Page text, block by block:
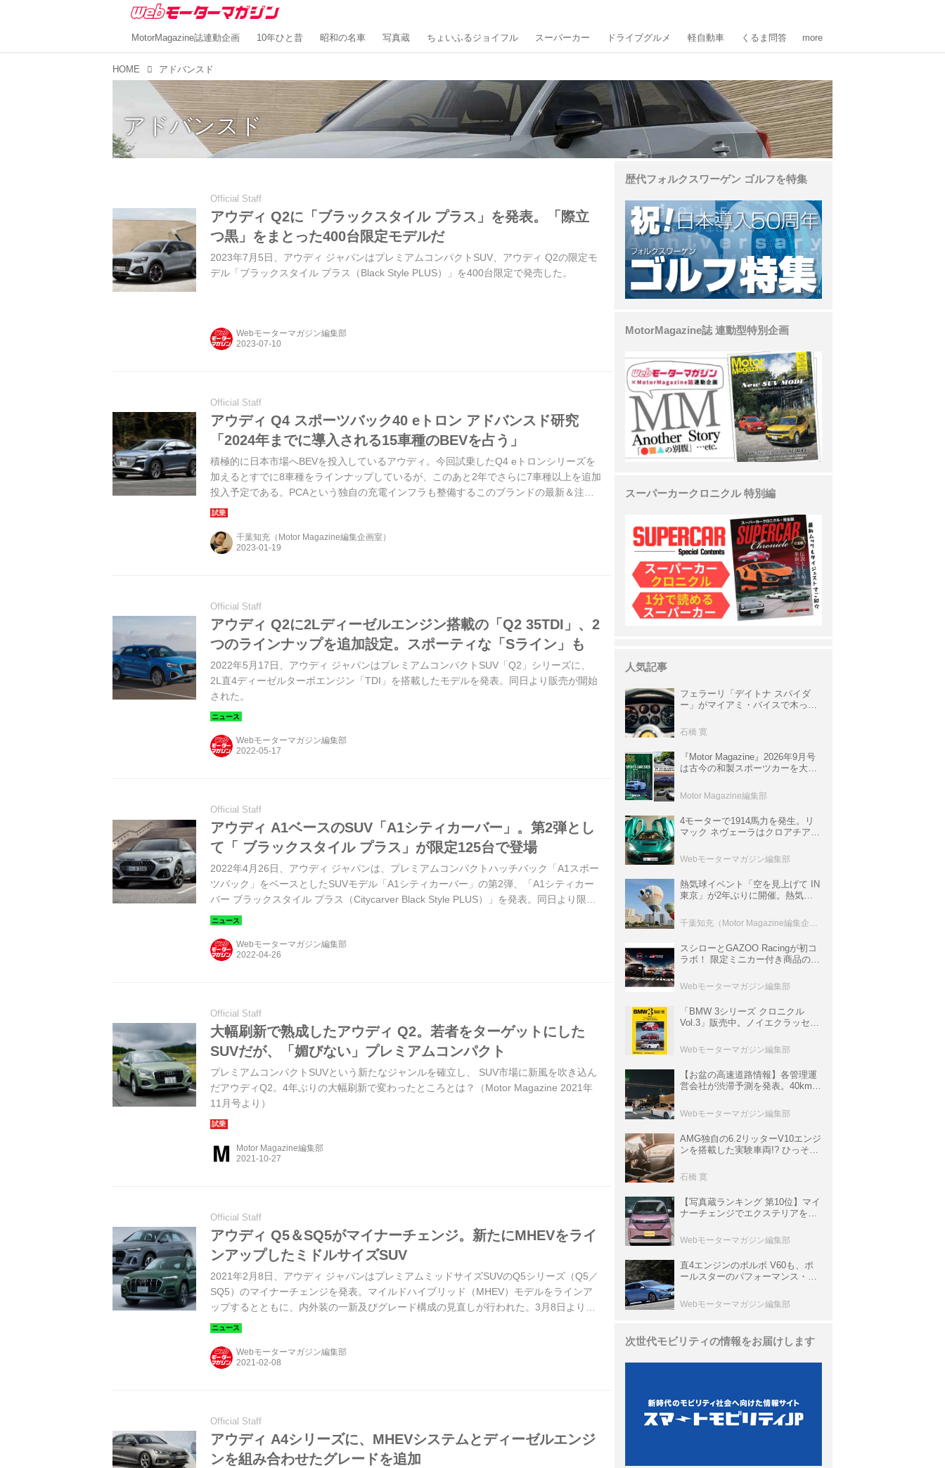
MotorMagazine誌連動企画 10年ひと昔 昭和の名車 写真蔵 ちょいふるジョイフル スーパーカー ドライブグルメ 軽自動車 くるま問答 more
HOME アドバンスド
アドバンスド
Official Staff
アウディ Q2に「ブラックスタイル プラス」を発表。「際立
つ黒」をまとった400台限定モデルだ
2023年7月5日、アウディ ジャパンはプレミアムコンパクトSUV、アウディ Q2の限定モ
デル「ブラックスタイル プラス（Black Style PLUS）」を400台限定で発売した。
Webモーターマガジン編集部
Official Staff
アウディ Q4 スポーツバック40 eトロン アドバンスド研究
「2024年までに導入される15車種のBEVを占う」
積極的に日本市場へBEVを投入しているアウディ。今回試乗したQ4 eトロンシリーズを
加えるとすでに8車種をラインナップしているが、このあと2年でさらに7車種以上を追加
投入予定である。PCAという独自の充電インフラも整備するこのブランドの最新＆注目
のBEVの行方を占う。（Motor Magazine2023年2月号より）
千葉知充（Motor Magazine編集企画室）
Official Staff
アウディ Q2に2Lディーゼルエンジン搭載の「Q2 35TDI」、2
つのラインナップを追加設定。スポーティな「Sライン」も
2022年5月17日、アウディ ジャパンはプレミアムコンパクトSUV「Q2」シリーズに、
2L直4ディーゼルターボエンジン「TDI」を搭載したモデルを発表。同日より販売が開始
された。
Webモーターマガジン編集部
Official Staff
アウディ A1ベースのSUV「A1シティカーバー」。第2弾とし
て「 ブラックスタイル プラス」が限定125台で登場
2022年4月26日、アウディ ジャパンは、プレミアムコンパクトハッチバック「A1スポー
ツバック」をベースとしたSUVモデル「A1シティカーバー」の第2弾、「A1シティカー
バー ブラックスタイル プラス（Citycarver Black Style PLUS）」を発表。同日より限定
125台で販売を開始した。
Webモーターマガジン編集部
Official Staff
大幅刷新で熟成したアウディ Q2。若者をターゲットにした
SUVだが、「媚びない」プレミアムコンパクト
プレミアムコンパクトSUVという新たなジャンルを確立し、 SUV市場に新風を吹き込ん
だアウディQ2。4年ぶりの大幅刷新で変わったところとは？（Motor Magazine 2021年
11月号より）
Motor Magazine編集部
Official Staff
アウディ Q5＆SQ5がマイナーチェンジ。新たにMHEVをライ
ンアップしたミドルサイズSUV
2021年2月8日、アウディ ジャパンはプレミアムミッドサイズSUVのQ5シリーズ（Q5／
SQ5）のマイナーチェンジを発表。マイルドハイブリッド（MHEV）モデルをラインア
ップするとともに、内外装の一新及びグレード構成の見直しが行われた。3月8日より全
国のアウディ正規ディーラーで発売が開始される。
Webモーターマガジン編集部
Official Staff
アウディ A4シリーズに、MHEVシステムとディーゼルエンジ
ンを組み合わせたグレードを追加
歴代フォルクスワーゲン ゴルフを特集
MotorMagazine誌 連動型特別企画
スーパーカークロニクル 特別編
人気記事
フェラーリ「デイトナ スパイダ
ー」がマイアミ・バイスで木っ端
サ」に化けた理由
石橋 寛
『Motor Magazine』2026年9月号
は古今の和製スポーツカーを大特
情報も満載
Motor Magazine編集部
4モーターで1914馬力を発生。リ
マック ネヴェーラはクロアチア発
ロニクル・完全版／115】
Webモーターマガジン編集部
熱気球イベント「空を見上げて IN
東京」が2年ぶりに開催。熱気球
室などのコンテンツも
スシローとGAZOO Racingが初コ
ラボ！ 限定ミニカー付き商品の
ト体験があたる抽選企画などを展
開
Webモーターマガジン編集部
「BMW 3シリーズ クロニクル
Vol.3」販売中。ノイエクラッセか
ムック
Webモーターマガジン編集部
【お盆の高速道路情報】各管理運
営会社が渋滞予測を発表。40km以
数ある
Webモーターマガジン編集部
AMG独自の6.2リッターV10エンジ
ンを搭載した実験車両!? ひっそり
P900 プロトタイプ」とは
石橋 寛
【写真蔵ランキング 第10位】マイ
ナーチェンジでエクステリアを刷
クラ」
Webモーターマガジン編集部
直4エンジンのボルボ V60も、ポ
ールスターのパフォーマンス・パ
と昔の新車】
Webモーターマガジン編集部
次世代モビリティの情報をお届けします